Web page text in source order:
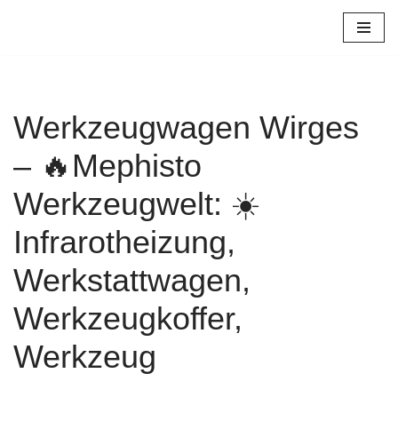
Werkzeugwagen Wirges
– 🔥Mephisto
Werkzeugwelt: ☀️
Infrarotheizung,
Werkstattwagen,
Werkzeugkoffer,
Werkzeug